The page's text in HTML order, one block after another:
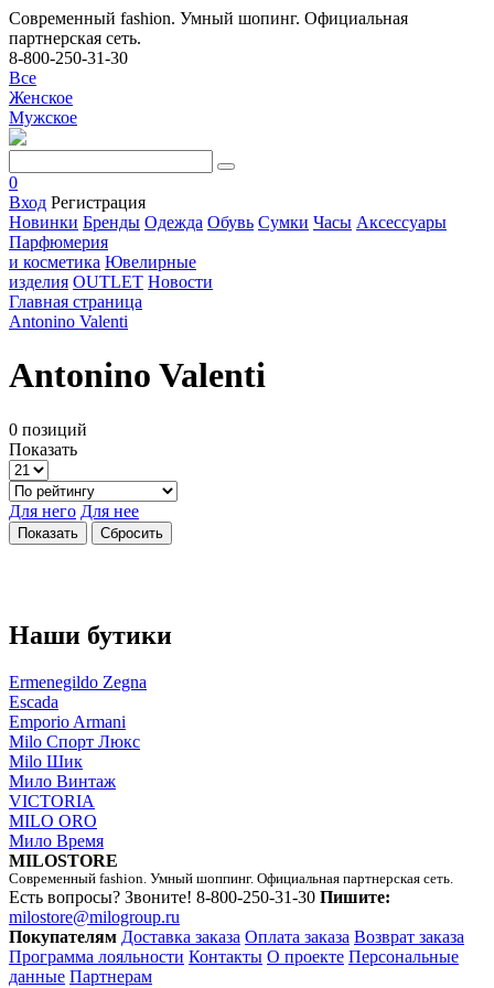
Современный fashion. Умный шопинг. Официальная
партнерская сеть.
8-800-250-31-30
Все
Женское
Мужское
0
Вход Регистрация
Новинки Бренды Одежда Обувь Сумки Часы Аксессуары
Парфюмерия
и косметика Ювелирные
изделия OUTLET Новости
Главная страница
Antonino Valenti
Antonino Valenti
0 позиций
Показать
Для него Для нее
Наши бутики
Ermenegildo Zegna
Escada
Emporio Armani
Milo Спорт Люкс
Milo Шик
Мило Винтаж
VICTORIA
MILO ORO
Мило Время
MILOSTORE
Современный fashion. Умный шоппинг. Официальная партнерская сеть.
Есть вопросы? Звоните! 8-800-250-31-30 Пишите:
milostore@milogroup.ru
Покупателям Доставка заказа Оплата заказа Возврат заказа
Программа лояльности Контакты О проекте Персональные
данные Партнерам